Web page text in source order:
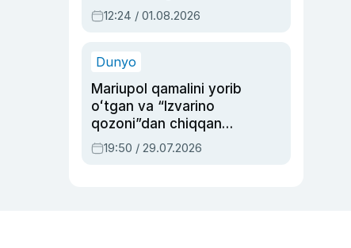
Oripovni siyosiy
ayblovlardan asrab
12:24 / 01.08.2026
Dunyo
Mariupol qamalini yorib
oʻtgan va “Izvarino
qozoni”dan chiqqan
qahramon — Ukraina
armiyasi bosh
19:50 / 29.07.2026